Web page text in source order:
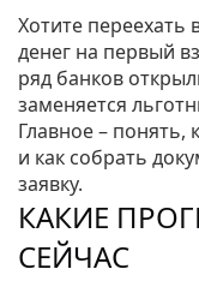
Хотите переехать
денег на первый
ряд банков
заменяется
Главное – понять,
и как собрать
заявку.
КАКИЕ
СЕЙЧАС